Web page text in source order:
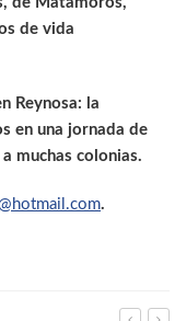
de vida
Reynosa: la
en una jornada de
muchas colonias.
.